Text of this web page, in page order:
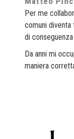
Per me
comuni diventa
di
Da anni mi
maniera